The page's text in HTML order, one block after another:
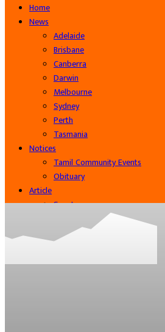
Home
News
Adelaide
Brisbane
Canberra
Darwin
Melbourne
Sydney
Perth
Tasmania
Notices
Tamil Community Events
Obituary
Article
Sports
Community
Contact Us